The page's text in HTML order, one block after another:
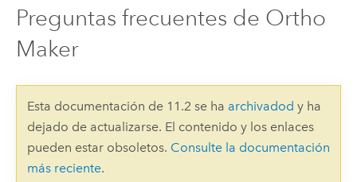
Preguntas frecuentes de Ortho
Maker
Esta documentación de 11.2 se ha archivadod y ha
dejado de actualizarse. El contenido y los enlaces
pueden estar obsoletos. Consulte la documentación
más reciente.